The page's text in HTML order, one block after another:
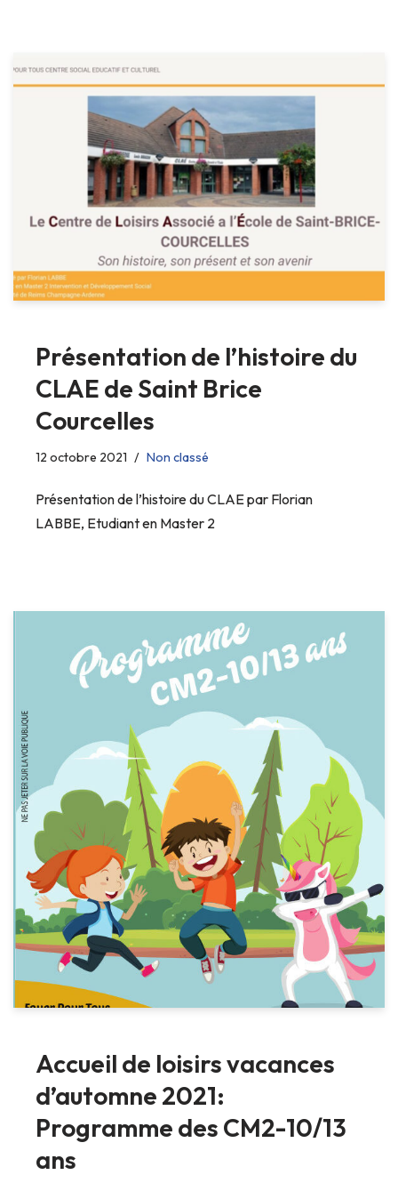
Présentation de l’histoire du
CLAE de Saint Brice
Courcelles
12 octobre 2021 Non classé
Présentation de l’histoire du CLAE par Florian
LABBE, Etudiant en Master 2
Accueil de loisirs vacances
d’automne 2021:
Programme des CM2-10/13
ans